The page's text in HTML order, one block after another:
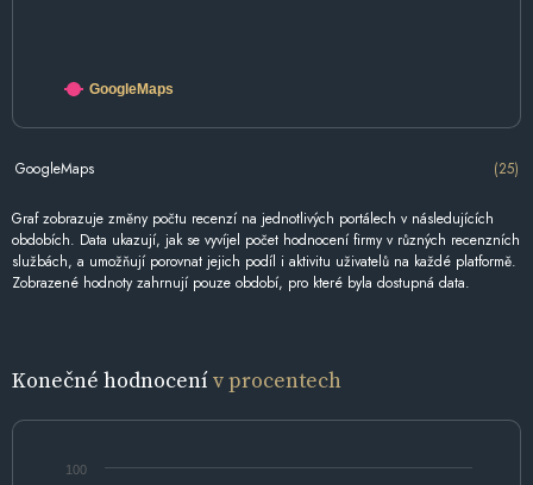
GoogleMaps
GoogleMaps (25)
Graf zobrazuje změny počtu recenzí na jednotlivých portálech v následujících
obdobích. Data ukazují, jak se vyvíjel počet hodnocení firmy v různých recenzních
službách, a umožňují porovnat jejich podíl i aktivitu uživatelů na každé platformě.
Zobrazené hodnoty zahrnují pouze období, pro které byla dostupná data.
Konečné hodnocenív procentech
100